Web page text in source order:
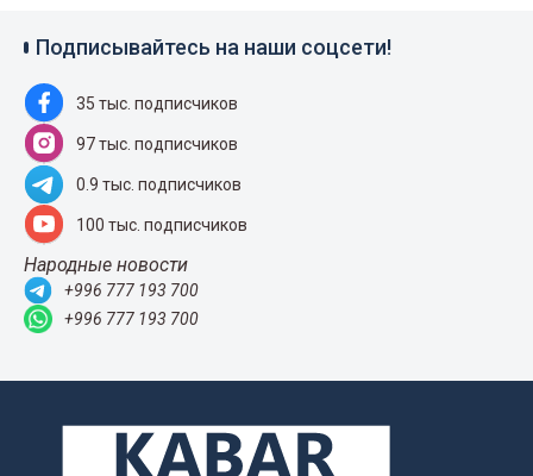
Подписывайтесь на наши соцсети!
35 тыс. подписчиков
97 тыс. подписчиков
0.9 тыс. подписчиков
100 тыс. подписчиков
Народные новости
+996 777 193 700
+996 777 193 700